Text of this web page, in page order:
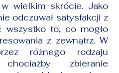
wielkim skrócie. Jako
odczuwał satysfakcji z
wszystko to, co mogło
z zewnątrz. W
różnego rodzaju
zbieranie